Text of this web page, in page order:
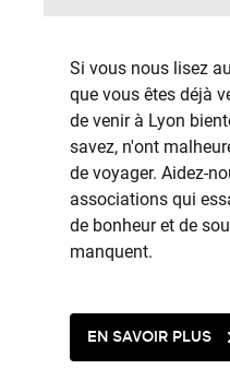
Si vous nous lisez
que vous êtes déjà
de venir à Lyon
savez, n'ont
de voyager. Aidez-
associations qui
de bonheur et de
manquent.
EN SAVOIR PLUS